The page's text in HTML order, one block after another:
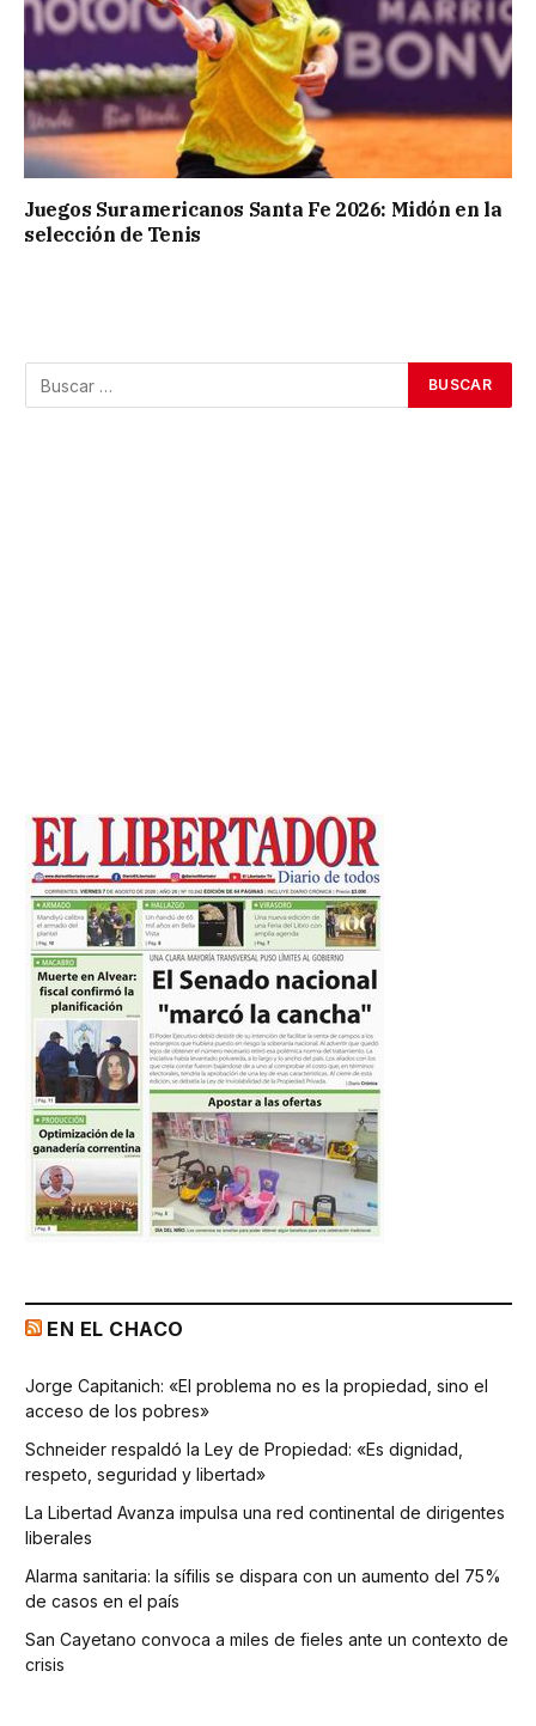
Juegos Suramericanos Santa Fe 2026: Midón en la
selección de Tenis
EN EL CHACO
Jorge Capitanich: «El problema no es la propiedad, sino el
acceso de los pobres»
Schneider respaldó la Ley de Propiedad: «Es dignidad,
respeto, seguridad y libertad»
La Libertad Avanza impulsa una red continental de dirigentes
liberales
Alarma sanitaria: la sífilis se dispara con un aumento del 75%
de casos en el país
San Cayetano convoca a miles de fieles ante un contexto de
crisis